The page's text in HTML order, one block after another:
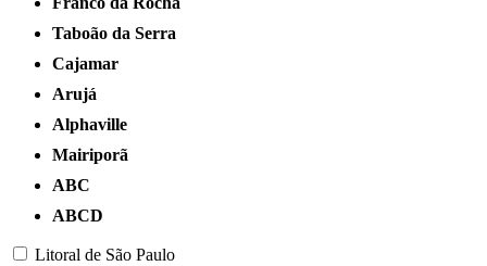
Taboão da Serra
Cajamar
Arujá
Alphaville
Mairiporã
ABC
ABCD
Litoral de São Paulo